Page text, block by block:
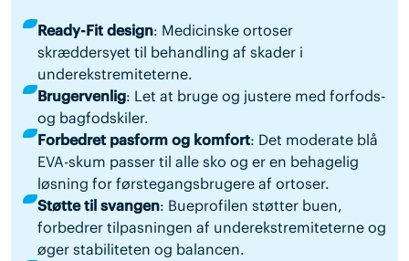
Ready-Fit design: Medicinske ortoser
skræddersyet til behandling af skader i
underekstremiteterne.
Brugervenlig: Let at bruge og justere med forfods-
og bagfodskiler.
Forbedret pasform og komfort: Det moderate blå
EVA-skum passer til alle sko og er en behagelig
løsning for førstegangsbrugere af ortoser.
Støtte til svangen: Bueprofilen støtter buen,
forbedrer tilpasningen af underekstremiteterne og
øger stabiliteten og balancen.